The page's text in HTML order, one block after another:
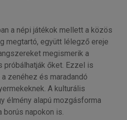
a népi játékok mellett a közös
megtartó, együtt lélegző ereje
megismerik a
őket. Ezzel is
zenéhez és maradandó
A kulturális
élmény alapú mozgásforma
borús napokon is.